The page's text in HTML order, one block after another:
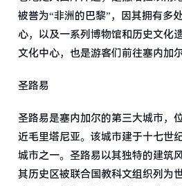
被誉为“非洲的巴黎”，因其拥有多
心，以及一系列博物馆和历史文化
文化中心，也是游客们前往塞内加
圣路易
圣路易是塞内加尔的第三大城市，
近毛里塔尼亚。该城市建于十七世
城市之一。圣路易以其独特的建筑
其历史区被联合国教科文组织列为